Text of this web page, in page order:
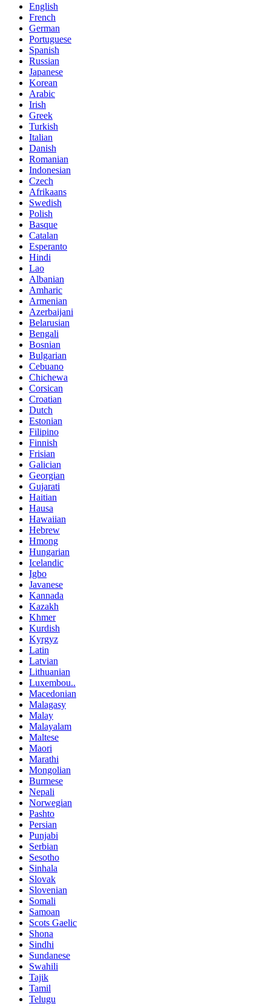
English
French
German
Portuguese
Spanish
Russian
Japanese
Korean
Arabic
Irish
Greek
Turkish
Italian
Danish
Romanian
Indonesian
Czech
Afrikaans
Swedish
Polish
Basque
Catalan
Esperanto
Hindi
Lao
Albanian
Amharic
Armenian
Azerbaijani
Belarusian
Bengali
Bosnian
Bulgarian
Cebuano
Chichewa
Corsican
Croatian
Dutch
Estonian
Filipino
Finnish
Frisian
Galician
Georgian
Gujarati
Haitian
Hausa
Hawaiian
Hebrew
Hmong
Hungarian
Icelandic
Igbo
Javanese
Kannada
Kazakh
Khmer
Kurdish
Kyrgyz
Latin
Latvian
Lithuanian
Luxembou..
Macedonian
Malagasy
Malay
Malayalam
Maltese
Maori
Marathi
Mongolian
Burmese
Nepali
Norwegian
Pashto
Persian
Punjabi
Serbian
Sesotho
Sinhala
Slovak
Slovenian
Somali
Samoan
Scots Gaelic
Shona
Sindhi
Sundanese
Swahili
Tajik
Tamil
Telugu